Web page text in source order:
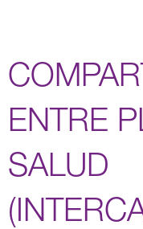
ENTRE
SALUD